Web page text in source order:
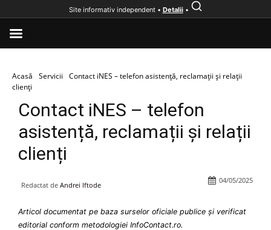
Acasă Servicii
Contact iNES – telefon asistență, reclamații și relații
clienți
Contact iNES – telefon
asistență, reclamații și relații
clienți
Redactat de Andrei Iftode
04/05/2025
Articol documentat pe baza surselor oficiale publice și verificat
editorial conform metodologiei InfoContact.ro.
Site informativ independent • Detalii•